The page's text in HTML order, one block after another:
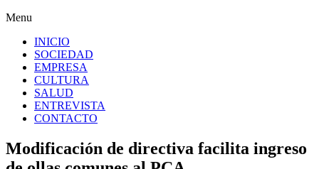
Menu
INICIO
SOCIEDAD
EMPRESA
CULTURA
SALUD
ENTREVISTA
CONTACTO
Modificación de directiva facilita ingreso